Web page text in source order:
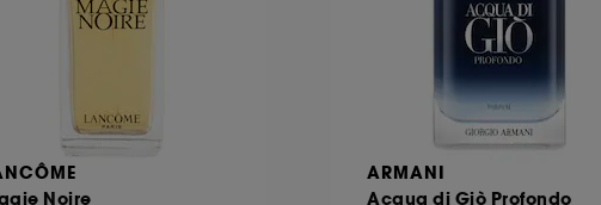
Noire
ARMANI
Acqua di Giò Profondo